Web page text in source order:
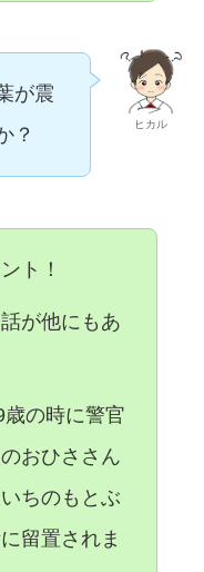
ヒカル
が震
？
ト！
が他にもあ
の時に警官
おひささん
ちのもとぶ
留置されま